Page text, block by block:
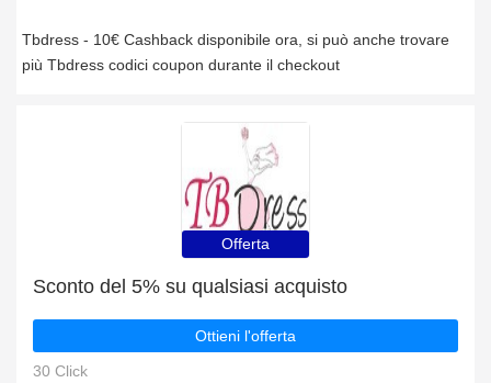
Tbdress - 10€ Cashback disponibile ora, si può anche trovare
più Tbdress codici coupon durante il checkout
Offerta
Sconto del 5% su qualsiasi acquisto
Ottieni l'offerta
30 Click